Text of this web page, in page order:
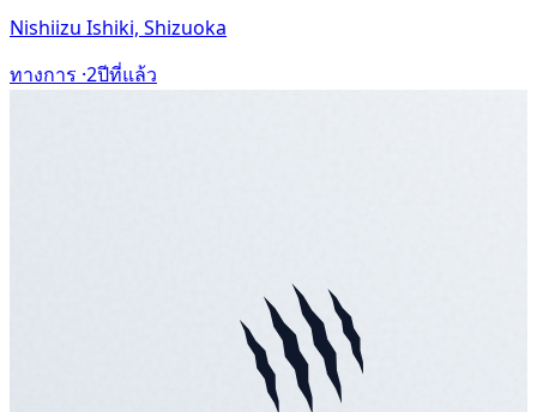
Nishiizu Ishiki, Shizuoka
ทางการ ·2ปีที่แล้ว